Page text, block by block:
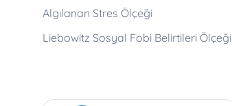
Algılanan Stres Ölçeği
Liebowitz Sosyal Fobi Belirtileri Ölçeği